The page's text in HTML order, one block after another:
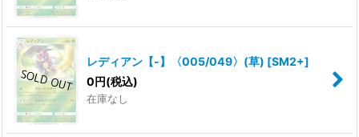
レディアン【-】〈005/049〉(草) [SM2+]
0円(税込)
在庫なし